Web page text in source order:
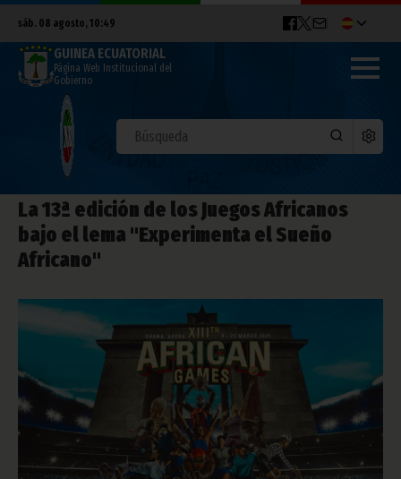
sáb. 08 agosto, 10:49
GUINEA ECUATORIAL
Página Web Institucional del
Gobierno
La 13ª edición de los Juegos Africanos
bajo el lema "Experimenta el Sueño
Africano"